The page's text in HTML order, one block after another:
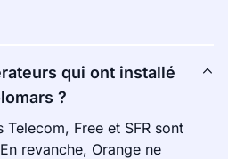
qui ont installé
?
Telecom, Free et SFR sont
revanche, Orange ne